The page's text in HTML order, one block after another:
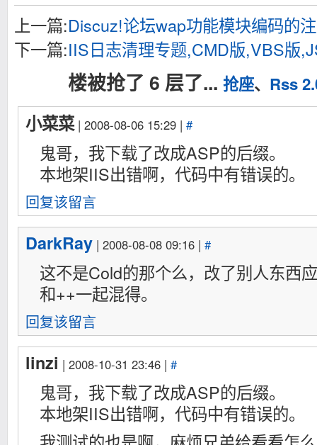
上一篇:Discuz!论坛wap功能模块编码的
下一篇:IIS日志清理专题,CMD版,VBS版
楼被抢了 6 层了... 抢座、 Rss
小菜菜| 2008-08-06 15:29 | #
鬼哥，我下载了改成ASP的后缀。
本地架IIS出错啊，代码中有错误的。
回复该留言
DarkRay | 2008-08-08 09:16 | #
这不是Cold的那个么，改了别人东西
和++一起混得。
回复该留言
linzi | 2008-10-31 23:46 | #
鬼哥，我下载了改成ASP的后缀。
本地架IIS出错啊，代码中有错误的。